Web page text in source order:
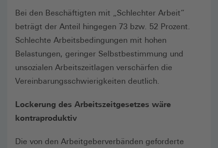
Bei den Beschäftigten mit „Schlechter Arbeit“
beträgt der Anteil hingegen 73 bzw. 52 Prozent.
Schlechte Arbeitsbedingungen mit hohen
Belastungen, geringer Selbstbestimmung und
unsozialen Arbeitszeitlagen verschärfen die
Vereinbarungsschwierigkeiten deutlich.
Lockerung des Arbeitszeitgesetzes wäre
kontraproduktiv
Die von den Arbeitgeberverbänden geforderte